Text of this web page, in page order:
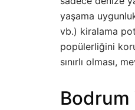
yaşama
vb.) kiralama
popülerliğini
sınırlı olması,
Bodrum